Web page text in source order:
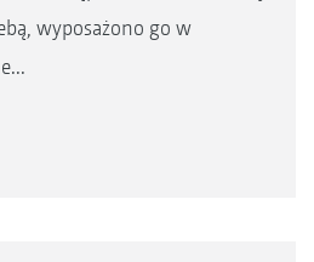
wyposażono go w